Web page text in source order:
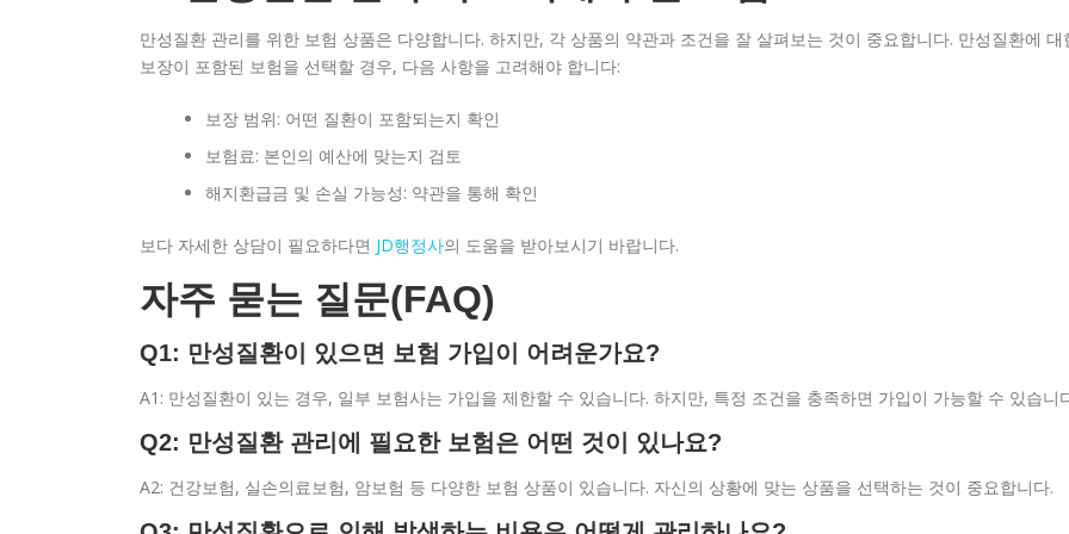
만성질환 관리를 위한 보험 상품은 다양합니다. 하지만, 각 상품의 약관과 조건을 잘 살펴보는 것이 중요합니다. 만성질환에 대
보장이 포함된 보험을 선택할 경우, 다음 사항을 고려해야 합니다:
보장 범위: 어떤 질환이 포함되는지 확인
보험료: 본인의 예산에 맞는지 검토
해지환급금 및 손실 가능성: 약관을 통해 확인
보다 자세한 상담이 필요하다면 JD행정사의 도움을 받아보시기 바랍니다.
자주 묻는 질문(FAQ)
Q1: 만성질환이 있으면 보험 가입이 어려운가요?
A1: 만성질환이 있는 경우, 일부 보험사는 가입을 제한할 수 있습니다. 하지만, 특정 조건을 충족하면 가입이 가능할 수 있습니
Q2: 만성질환 관리에 필요한 보험은 어떤 것이 있나요?
A2: 건강보험, 실손의료보험, 암보험 등 다양한 보험 상품이 있습니다. 자신의 상황에 맞는 상품을 선택하는 것이 중요합니다.